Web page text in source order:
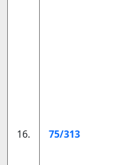
16. 75/313